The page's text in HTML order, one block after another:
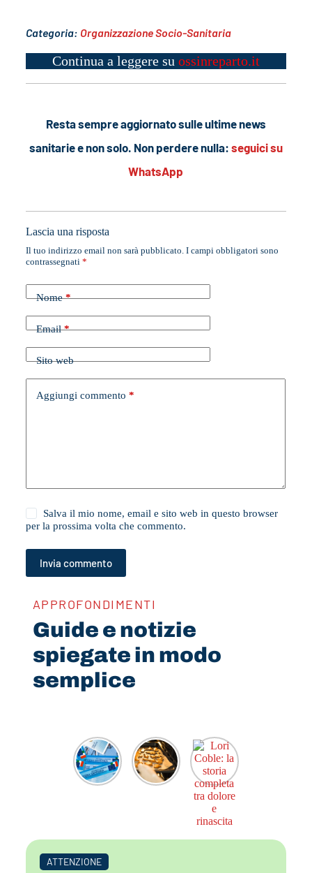
Categoria: Organizzazione Socio-Sanitaria
Continua a leggere su ossinreparto.it
Resta sempre aggiornato sulle ultime news
sanitarie e non solo. Non perdere nulla: seguici su
WhatsApp
Lascia una risposta
Il tuo indirizzo email non sarà pubblicato. I campi obbligatori sono
contrassegnati *
Nome*
Email*
Sito web
Aggiungi commento *
Salva il mio nome, email e sito web in questo browser
per la prossima volta che commento.
Invia commento
APPROFONDIMENTI
Guide e notizie
spiegate in modo
semplice
ATTENZIONE